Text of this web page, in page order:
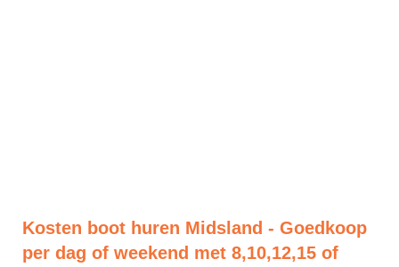
Kosten boot huren Midsland - Goedkoop
per dag of weekend met 8,10,12,15 of